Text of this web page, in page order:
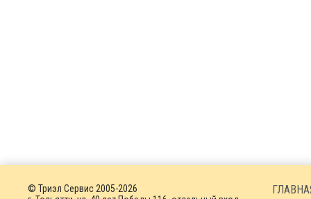
© Триэл Сервис 2005-2026